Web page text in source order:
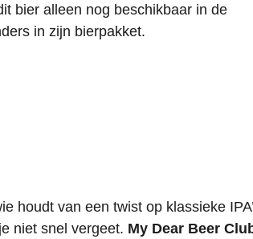
bier alleen nog beschikbaar in de
in zijn bierpakket.
houdt van een twist op klassieke
niet snel vergeet. My Dear Beer